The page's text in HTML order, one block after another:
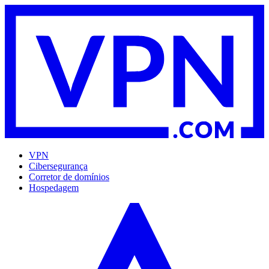
VPN
Cibersegurança
Corretor de domínios
Hospedagem